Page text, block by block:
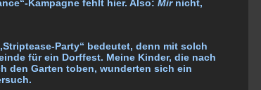
Kampagne fehlt hier. Also: Mirnicht,
Party“ bedeutet, denn mit solch
für ein Dorffest. Meine Kinder, die nach
den Garten toben, wunderten sich ein